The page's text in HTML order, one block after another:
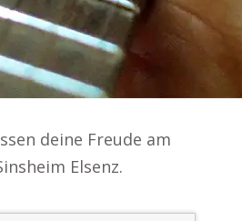
deine Freude am
Elsenz.